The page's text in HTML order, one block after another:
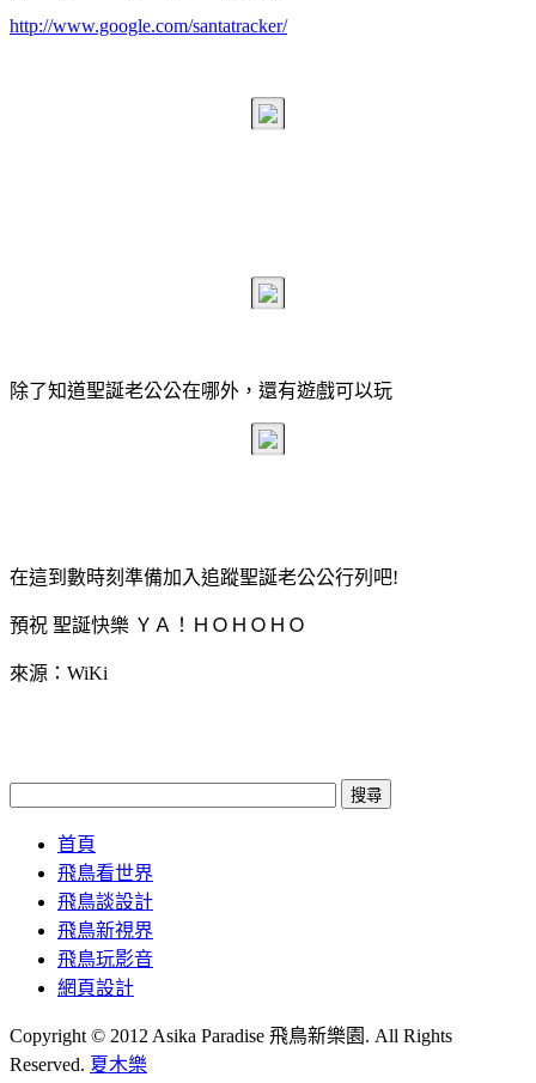
http://www.google.com/santatracker/
除了知道聖誕老公公在哪外，還有遊戲可以玩
在這到數時刻準備加入追蹤聖誕老公公行列吧!
預祝 聖誕快樂 ＹＡ！ＨＯＨＯＨＯ
來源：WiKi
首頁
飛鳥看世界
飛鳥談設計
飛鳥新視界
飛鳥玩影音
網頁設計
Copyright © 2012 Asika Paradise 飛鳥新樂園. All Rights
Reserved. 夏木樂